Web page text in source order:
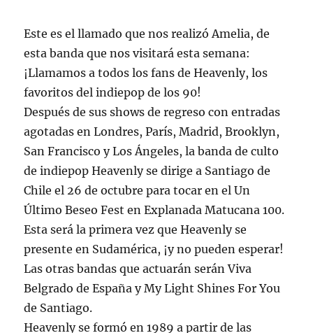
Este es el llamado que nos realizó Amelia, de
esta banda que nos visitará esta semana:
¡Llamamos a todos los fans de Heavenly, los
favoritos del indiepop de los 90!
Después de sus shows de regreso con entradas
agotadas en Londres, París, Madrid, Brooklyn,
San Francisco y Los Ángeles, la banda de culto
de indiepop Heavenly se dirige a Santiago de
Chile el 26 de octubre para tocar en el Un
Último Beseo Fest en Explanada Matucana 100.
Esta será la primera vez que Heavenly se
presente en Sudamérica, ¡y no pueden esperar!
Las otras bandas que actuarán serán Viva
Belgrado de España y My Light Shines For You
de Santiago.
Heavenly se formó en 1989 a partir de las